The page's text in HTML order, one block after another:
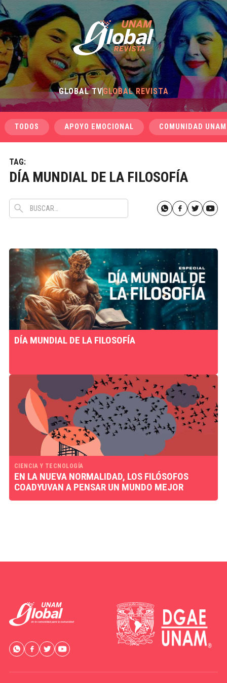
GLOBAL TVGLOBAL REVISTA
TODOS APOYO EMOCIONAL COMUNIDAD UNAM
TAG:
DÍA MUNDIAL DE LA FILOSOFÍA
DÍA MUNDIAL DE LA FILOSOFÍA
CIENCIA Y TECNOLOGÍA
EN LA NUEVA NORMALIDAD, LOS FILÓSOFOS
COADYUVAN A PENSAR UN MUNDO MEJOR